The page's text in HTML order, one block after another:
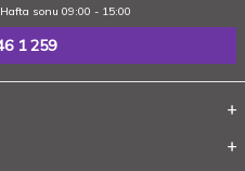
sonu 09:00 - 15:00
1 259